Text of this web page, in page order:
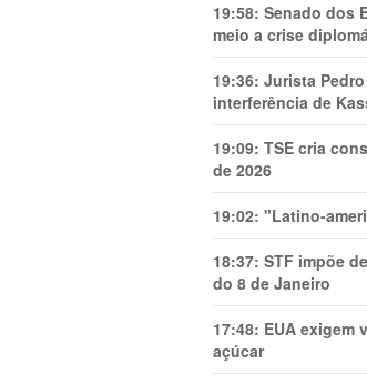
19:58: Senado dos
meio a crise
19:36: Jurista
interferência de
19:09: TSE cria
de 2026
19:02: "Latino-
18:37: STF impõe
do 8 de Janeiro
17:48: EUA exigem
açúcar